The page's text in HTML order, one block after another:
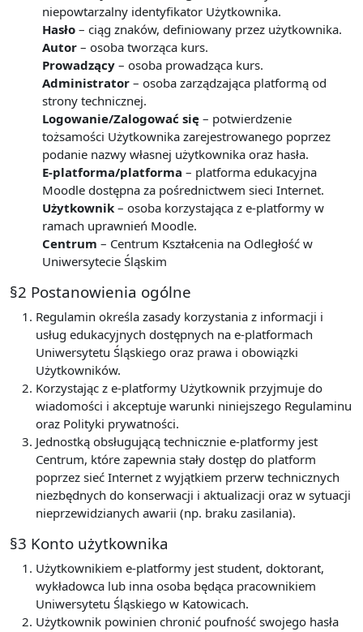
niepowtarzalny identyfikator Użytkownika.
Hasło – ciąg znaków, definiowany przez użytkownika.
Autor – osoba tworząca kurs.
Prowadzący – osoba prowadząca kurs.
Administrator – osoba zarządzająca platformą od
strony technicznej.
Logowanie/Zalogować się – potwierdzenie
tożsamości Użytkownika zarejestrowanego poprzez
podanie nazwy własnej użytkownika oraz hasła.
E-platforma/platforma – platforma edukacyjna
Moodle dostępna za pośrednictwem sieci Internet.
Użytkownik – osoba korzystająca z e-platformy w
ramach uprawnień Moodle.
Centrum – Centrum Kształcenia na Odległość w
Uniwersytecie Śląskim
§2 Postanowienia ogólne
Regulamin określa zasady korzystania z informacji i
usług edukacyjnych dostępnych na e-platformach
Uniwersytetu Śląskiego oraz prawa i obowiązki
Użytkowników.
Korzystając z e-platformy Użytkownik przyjmuje do
wiadomości i akceptuje warunki niniejszego Regulaminu
oraz Polityki prywatności.
Jednostką obsługującą technicznie e-platformy jest
Centrum, które zapewnia stały dostęp do platform
poprzez sieć Internet z wyjątkiem przerw technicznych
niezbędnych do konserwacji i aktualizacji oraz w sytuacji
nieprzewidzianych awarii (np. braku zasilania).
§3 Konto użytkownika
Użytkownikiem e-platformy jest student, doktorant,
wykładowca lub inna osoba będąca pracownikiem
Uniwersytetu Śląskiego w Katowicach.
Użytkownik powinien chronić poufność swojego hasła